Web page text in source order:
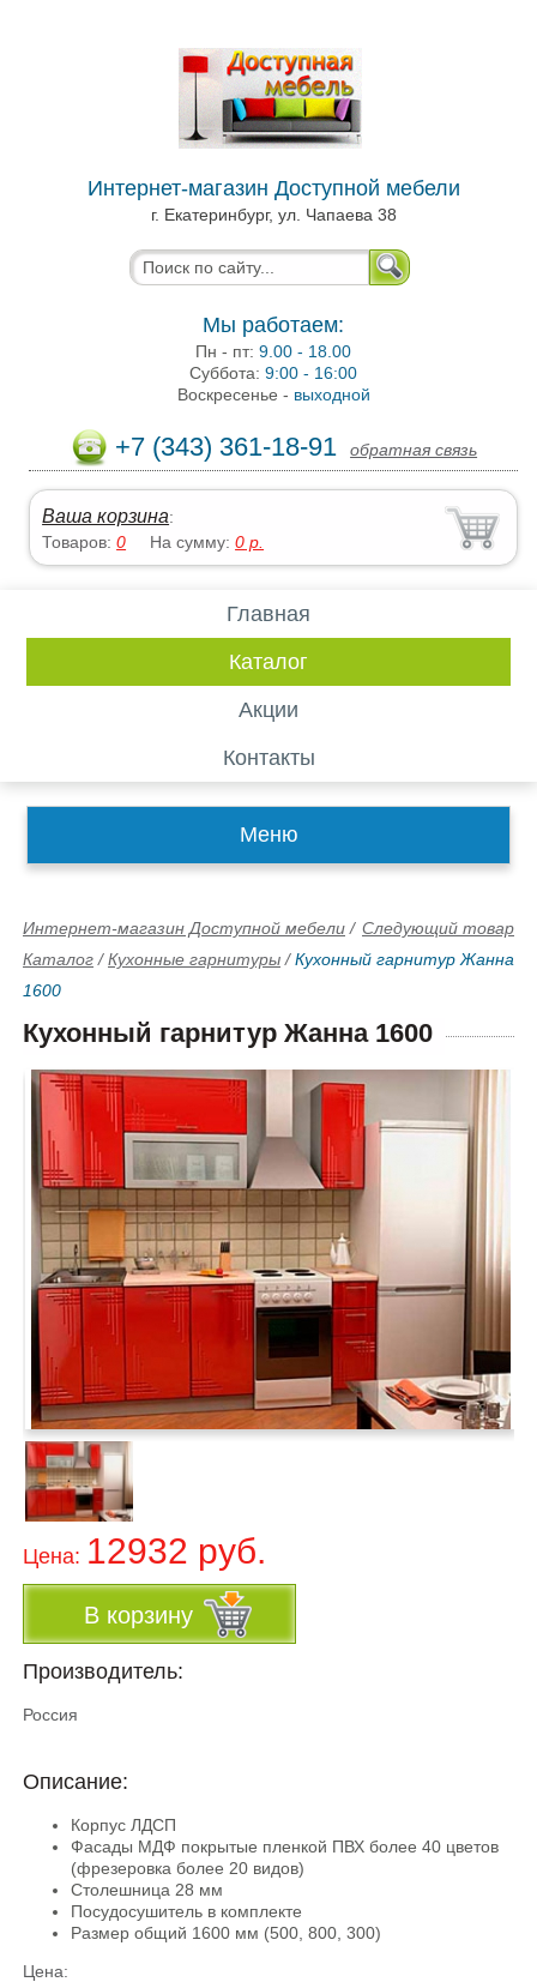
Интернет-магазин Доступной мебели
г. Екатеринбург, ул. Чапаева 38
Мы работаем:
Пн - пт:9.00 - 18.00
Суббота:9:00 - 16:00
Воскресенье - выходной
+7 (343) 361-18-91 обратная связь
Ваша корзина:
Товаров:0 На сумму:0 р.
Главная
Каталог
Акции
Контакты
Меню
Следующий товар
Интернет-магазин Доступной мебели /
Каталог /Кухонные гарнитуры /Кухонный гарнитур Жанна
1600
Кухонный гарнитур Жанна 1600
Цена: 12932 руб.
В корзину
Производитель:
Россия
Описание:
Корпус ЛДСП
Фасады МДФ покрытые пленкой ПВХ более 40 цветов
(фрезеровка более 20 видов)
Столешница 28 мм
Посудосушитель в комплекте
Размер общий 1600 мм (500, 800, 300)
Цена: